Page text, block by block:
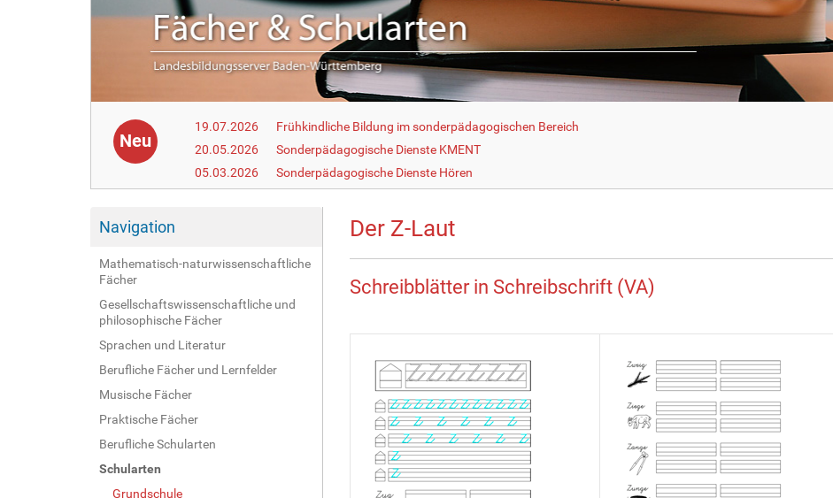
e
Neu
19.07.2026
Frühkindliche Bildung im sonderpädagogischen Bereich
20.05.2026
Sonderpädagogische Dienste KMENT
05.03.2026
Sonderpädagogische Dienste Hören
Navigation
Mathematisch-naturwissenschaftliche
Fächer
Gesellschaftswissenschaftliche und
philosophische Fächer
Sprachen und Literatur
Berufliche Fächer und Lernfelder
Musische Fächer
Praktische Fächer
Berufliche Schularten
Schularten
Grundschule
Der Z-Laut
Schreibblätter in Schreibschrift (VA)